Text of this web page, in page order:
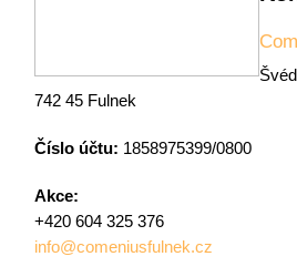
742 45 Fulnek
Číslo účtu: 1858975399/0800
Akce:
+420 604 325 376
info@comeniusfulnek.cz